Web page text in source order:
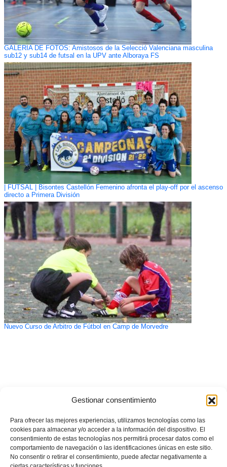
Gestionar consentimiento
Para ofrecer las mejores experiencias, utilizamos tecnologías como las
cookies para almacenar y/o acceder a la información del dispositivo. El
consentimiento de estas tecnologías nos permitirá procesar datos como el
comportamiento de navegación o las identificaciones únicas en este sitio.
No consentir o retirar el consentimiento, puede afectar negativamente a
GALERÍA DE FOTOS: Amistosos de la Selecció Valenciana masculina
sub12 y sub14 de futsal en la UPV ante Alboraya FS
| FUTSAL | Bisontes Castellón Femenino afronta el play-off por el ascenso
directo a Primera División
Nuevo Curso de Arbitro de Fútbol en Camp de Morvedre